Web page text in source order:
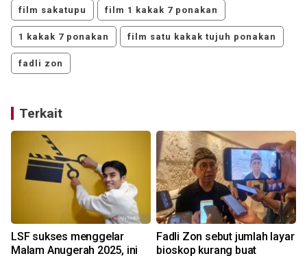
film sakatupu film 1 kakak 7 ponakan
1 kakak 7 ponakan film satu kakak tujuh ponakan
fadli zon
Terkait
LSF sukses menggelar
Malam Anugerah 2025, ini
Fadli Zon sebut jumlah layar
bioskop kurang buat